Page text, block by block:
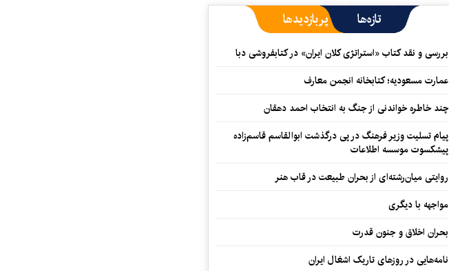
تازه‌ها پربازدیدها
بررسی و نقد کتاب «استراتژی کلان ایران» در کتابفروشی دبا
عمارت مسعودیه؛ کتابخانه انجمن معارف
چند خاطره خواندنی از جنگ به انتخاب احمد دهقان
پیام تسلیت وزیر فرهنگ در پی درگذشت ابوالقاسم قاسم‌زاده
پیشکسوت موسسه اطلاعات
روایتی میان‌رشته‌ای از بحران طبیعت در قاب هنر
مواجهه با دیگری
بحران اخلاق و جنون قدرت
نامه‌هایی در روزهای تاریک اشغال ایران